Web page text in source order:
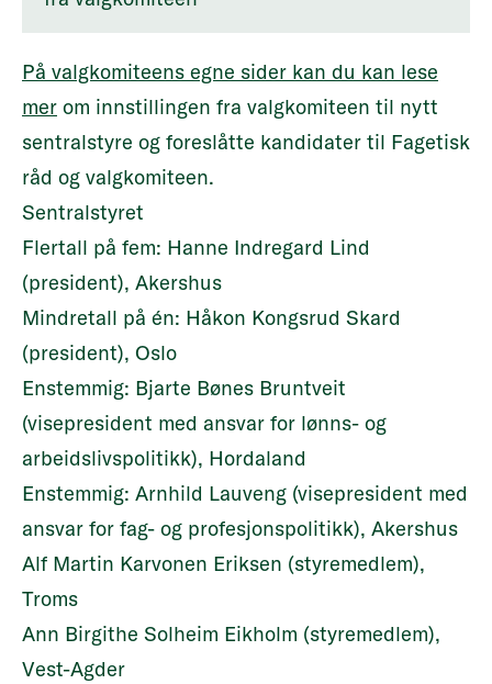
På valgkomiteens egne sider kan du kan lese
mer om innstillingen fra valgkomiteen til nytt
sentralstyre og foreslåtte kandidater til Fagetisk
råd og valgkomiteen.
Sentralstyret
Flertall på fem: Hanne Indregard Lind
(president), Akershus
Mindretall på én: Håkon Kongsrud Skard
(president), Oslo
Enstemmig: Bjarte Bønes Bruntveit
(visepresident med ansvar for lønns- og
arbeidslivspolitikk), Hordaland
Enstemmig: Arnhild Lauveng (visepresident med
ansvar for fag- og profesjonspolitikk), Akershus
Alf Martin Karvonen Eriksen (styremedlem),
Troms
Ann Birgithe Solheim Eikholm (styremedlem),
Vest-Agder